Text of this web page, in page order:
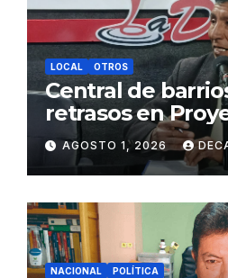
LOCAL OTROS
Central de
retrasos en
de Agua y
Juliaca
AGOSTO 1, 2026
NACIONAL POLÍTICA